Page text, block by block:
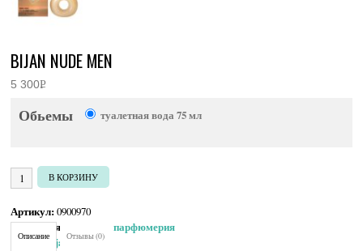
BIJAN NUDE MEN
5 300Р
Обьемы туалетная вода 75 мл
Количество товара Bijan Nude Men
В КОРЗИНУ
Артикул:0900970
Категория:
Мужская парфюмерия
Brand:Bijan
Описание Отзывы (0)